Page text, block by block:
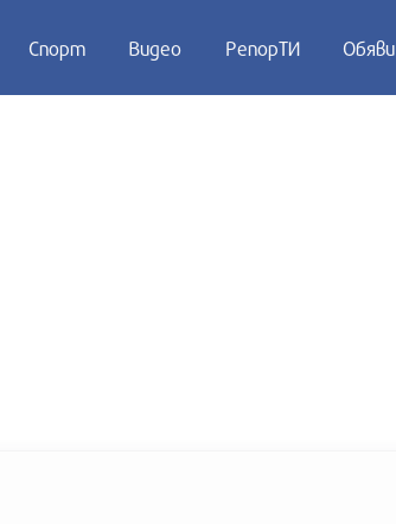
Спорт Видео РепорТИ Обяви